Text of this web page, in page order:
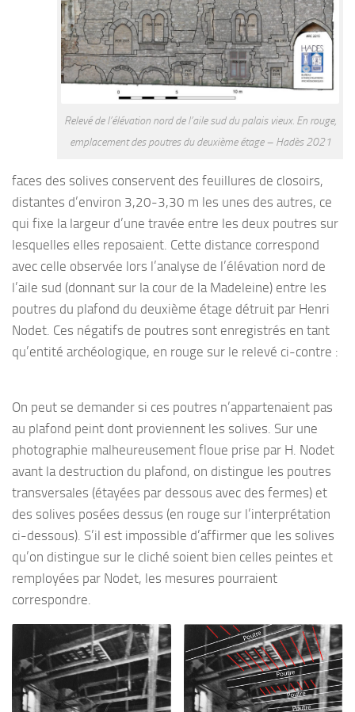
Relevé de l’élévation nord de l’aile sud du palais vieux. En rouge,
emplacement des poutres du deuxième étage – Hadès 2021
faces des solives conservent des feuillures de closoirs,
distantes d’environ 3,20-3,30 m les unes des autres, ce
qui fixe la largeur d’une travée entre les deux poutres sur
lesquelles elles reposaient. Cette distance correspond
avec celle observée lors l’analyse de l’élévation nord de
l’aile sud (donnant sur la cour de la Madeleine) entre les
poutres du plafond du deuxième étage détruit par Henri
Nodet. Ces négatifs de poutres sont enregistrés en tant
qu’entité archéologique, en rouge sur le relevé ci-contre :
On peut se demander si ces poutres n’appartenaient pas
au plafond peint dont proviennent les solives. Sur une
photographie malheureusement floue prise par H. Nodet
avant la destruction du plafond, on distingue les poutres
transversales (étayées par dessous avec des fermes) et
des solives posées dessus (en rouge sur l’interprétation
ci-dessous). S’il est impossible d’affirmer que les solives
qu’on distingue sur le cliché soient bien celles peintes et
remployées par Nodet, les mesures pourraient
correspondre.